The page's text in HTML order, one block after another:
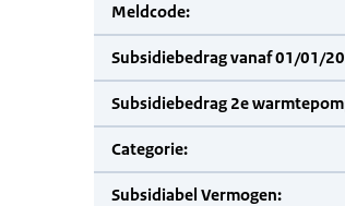
Meldcode:
Subsidiebedrag vanaf 01/01/
Subsidiebedrag 2e
Categorie:
Subsidiabel Vermogen: